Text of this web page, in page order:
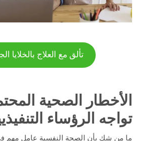
تألق مع العلاج بالخلايا
الأخطار الصحية
تواجه الرؤساء
ما من شك بأن الصحة النفسية عامل مهم في